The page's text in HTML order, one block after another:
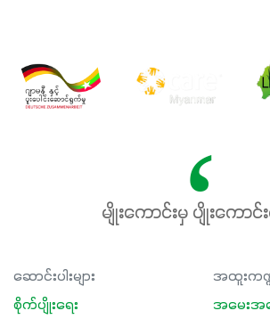
မျိုးကောင်းမှ ပျိုးကော
ဆောင်းပါးများ
စိုက်ပျိုးရေး
အထူးကဏ္ဍ
အမေးအ